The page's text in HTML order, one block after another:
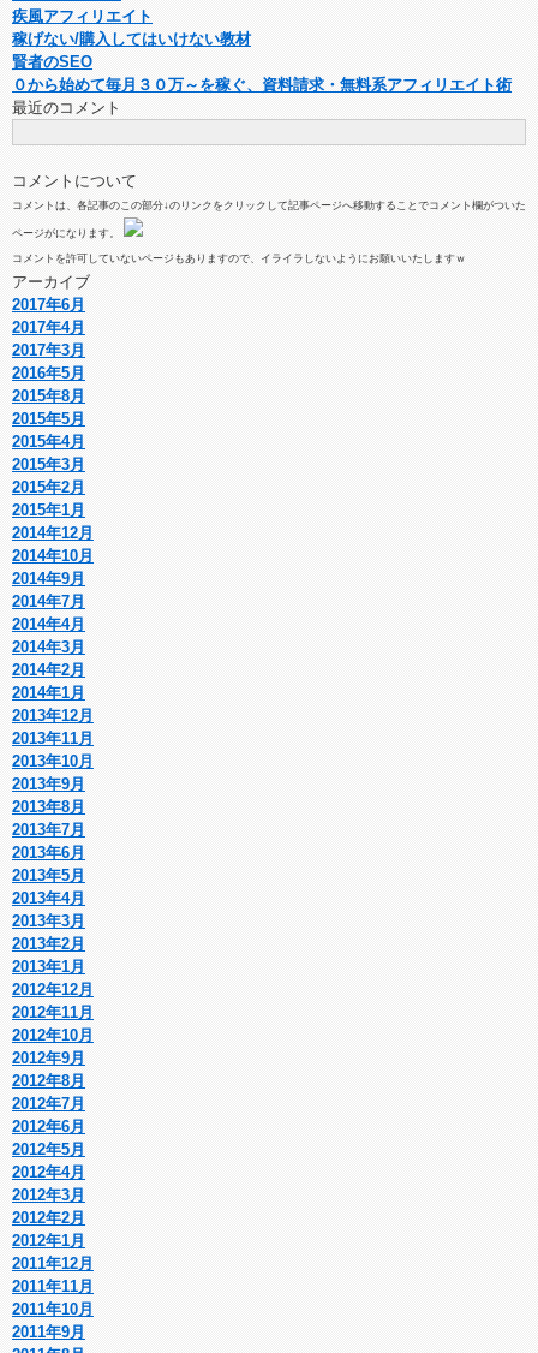
疾風アフィリエイト
稼げない/購入してはいけない教材
賢者のSEO
０から始めて毎月３０万～を稼ぐ、資料請求・無料系アフィリエイト術
最近のコメント
コメントについて
コメントは、各記事のこの部分↓のリンクをクリックして記事ページへ移動することでコメント欄がついた
ページがになります。
コメントを許可していないページもありますので、イライラしないようにお願いいたしますｗ
アーカイブ
2017年6月
2017年4月
2017年3月
2016年5月
2015年8月
2015年5月
2015年4月
2015年3月
2015年2月
2015年1月
2014年12月
2014年10月
2014年9月
2014年7月
2014年4月
2014年3月
2014年2月
2014年1月
2013年12月
2013年11月
2013年10月
2013年9月
2013年8月
2013年7月
2013年6月
2013年5月
2013年4月
2013年3月
2013年2月
2013年1月
2012年12月
2012年11月
2012年10月
2012年9月
2012年8月
2012年7月
2012年6月
2012年5月
2012年4月
2012年3月
2012年2月
2012年1月
2011年12月
2011年11月
2011年10月
2011年9月